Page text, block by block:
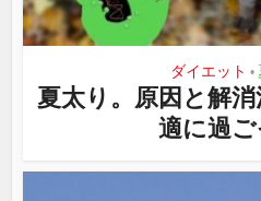
ダイエット •
夏太り。原因と解
適に過ご